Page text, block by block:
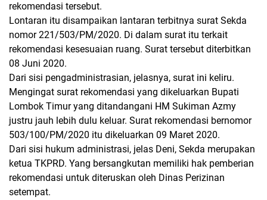
rekomendasi tersebut.
Lontaran itu disampaikan lantaran terbitnya surat Sekda
nomor 221/503/PM/2020. Di dalam surat itu terkait
rekomendasi kesesuaian ruang. Surat tersebut diterbitkan
08 Juni 2020.
Dari sisi pengadministrasian, jelasnya, surat ini keliru.
Mengingat surat rekomendasi yang dikeluarkan Bupati
Lombok Timur yang ditandangani HM Sukiman Azmy
justru jauh lebih dulu keluar. Surat rekomendasi bernomor
503/100/PM/2020 itu dikeluarkan 09 Maret 2020.
Dari sisi hukum administrasi, jelas Deni, Sekda merupakan
ketua TKPRD. Yang bersangkutan memiliki hak pemberian
rekomendasi untuk diteruskan oleh Dinas Perizinan
setempat.